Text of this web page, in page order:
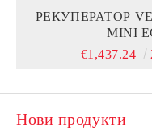
РЕКУПЕРАТОР
MINI
€1,437.24
Нови продукти